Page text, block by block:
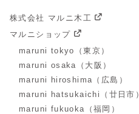
株式会社 マルニ木工
マルニショップ
maruni tokyo（東京）
maruni osaka（大阪）
maruni hiroshima（広島）
maruni hatsukaichi（廿日市）
maruni fukuoka（福岡）